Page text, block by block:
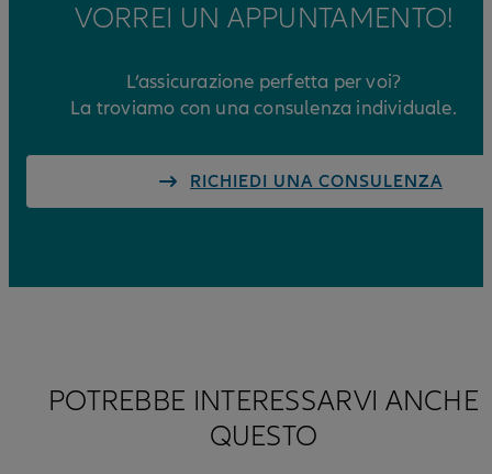
VORREI UN APPUNTAMENTO!
L’assicurazione perfetta per voi?
La troviamo con una consulenza individuale.
RICHIEDI UNA CONSULENZA
POTREBBE INTERESSARVI ANCHE
QUESTO